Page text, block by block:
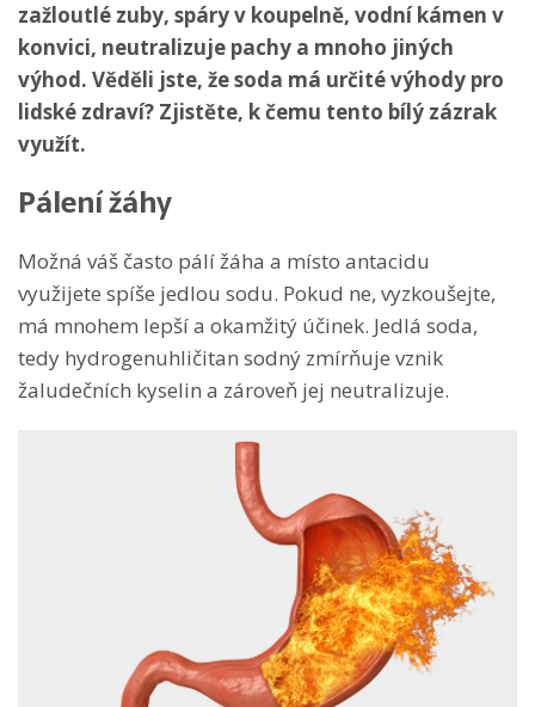
zažloutlé zuby, spáry v koupelně, vodní kámen v
konvici, neutralizuje pachy a mnoho jiných
výhod. Věděli jste, že soda má určité výhody pro
lidské zdraví? Zjistěte, k čemu tento bílý zázrak
využít.
Pálení žáhy
Možná váš často pálí žáha a místo antacidu
využijete spíše jedlou sodu. Pokud ne, vyzkoušejte,
má mnohem lepší a okamžitý účinek. Jedlá soda,
tedy hydrogenuhličitan sodný zmírňuje vznik
žaludečních kyselin a zároveň jej neutralizuje.